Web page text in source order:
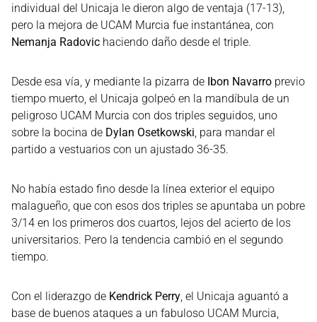
individual del Unicaja le dieron algo de ventaja (17-13),
pero la mejora de UCAM Murcia fue instantánea, con
Nemanja Radovic haciendo daño desde el triple.
Desde esa vía, y mediante la pizarra de Ibon Navarro previo
tiempo muerto, el Unicaja golpeó en la mandíbula de un
peligroso UCAM Murcia con dos triples seguidos, uno
sobre la bocina de Dylan Osetkowski , para mandar el
partido a vestuarios con un ajustado 36-35.
No había estado fino desde la línea exterior el equipo
malagueño, que con esos dos triples se apuntaba un pobre
3/14 en los primeros dos cuartos, lejos del acierto de los
universitarios. Pero la tendencia cambió en el segundo
tiempo.
Con el liderazgo de Kendrick Perry , el Unicaja aguantó a
base de buenos ataques a un fabuloso UCAM Murcia,